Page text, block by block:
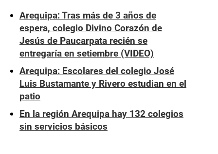
Arequipa: Tras más de 3 años de
espera, colegio Divino Corazón de
Jesús de Paucarpata recién se
entregaría en setiembre (VIDEO)
Arequipa: Escolares del colegio José
Luis Bustamante y Rivero estudian en el
patio
En la región Arequipa hay 132 colegios
sin servicios básicos